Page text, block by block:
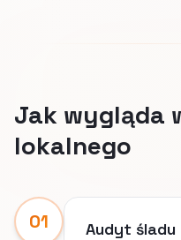
Jak wygląda
lokalnego
01 Audyt śladu